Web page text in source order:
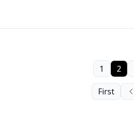
First
1 2